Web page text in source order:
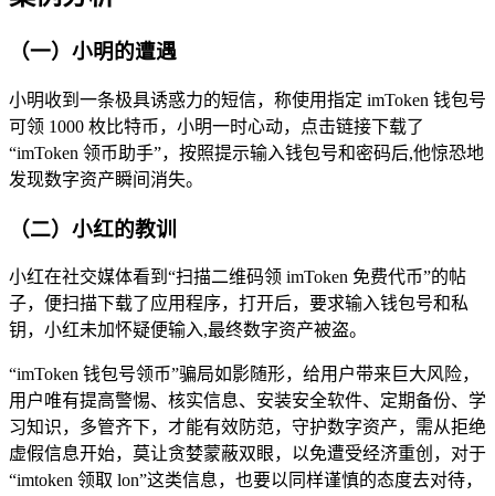
（一）小明的遭遇
小明收到一条极具诱惑力的短信，称使用指定 imToken 钱包号
可领 1000 枚比特币，小明一时心动，点击链接下载了
“imToken 领币助手”，按照提示输入钱包号和密码后,他惊恐地
发现数字资产瞬间消失。
（二）小红的教训
小红在社交媒体看到“扫描二维码领 imToken 免费代币”的帖
子，便扫描下载了应用程序，打开后，要求输入钱包号和私
钥，小红未加怀疑便输入,最终数字资产被盗。
“imToken 钱包号领币”骗局如影随形，给用户带来巨大风险，
用户唯有提高警惕、核实信息、安装安全软件、定期备份、学
习知识，多管齐下，才能有效防范，守护数字资产，需从拒绝
虚假信息开始，莫让贪婪蒙蔽双眼，以免遭受经济重创，对于
“imtoken 领取 lon”这类信息，也要以同样谨慎的态度去对待，